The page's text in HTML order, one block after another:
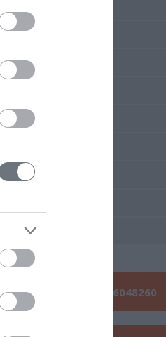
2016
2015
2013
2011
2009
Τηλεφωνήστε μας: 210 6048260